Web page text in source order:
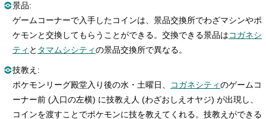
景品:
ゲームコーナーで入手したコインは、景品交換所でわざマシンやポ
ケモンと交換してもらうことができる。交換できる景品はコガネシ
ティ と タマムシシティの景品交換所で異なる。
技教え:
ポケモンリーグ殿堂入り後の水・土曜日、
コガネシティのゲームコ
ーナー前 (入口の左横) に技教え人 (わざおしえオヤジ) が出現し、
コインを渡すことでポケモンに技を教えてくれる。技教えができる